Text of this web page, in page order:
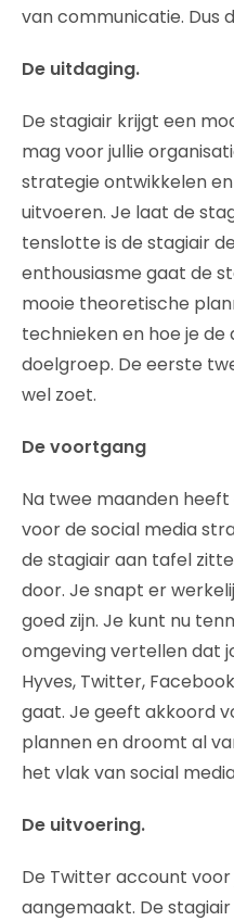
van communicatie. Dus
De uitdaging.
De stagiair krijgt een
mag voor jullie
strategie ontwikkelen
uitvoeren. Je laat de
tenslotte is de stagiair
enthousiasme gaat de
mooie theoretische
technieken en hoe je
doelgroep. De eerste
wel zoet.
De voortgang
Na twee maanden
voor de social media
de stagiair aan tafel
door. Je snapt er
goed zijn. Je kunt nu
omgeving vertellen dat
Hyves, Twitter,
gaat. Je geeft akkoord
plannen en droomt al
het vlak van social
De uitvoering.
De Twitter account
aangemaakt. De